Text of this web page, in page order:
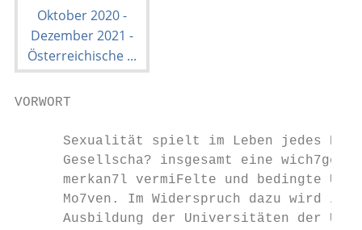
VORWORT
Sexualität spielt im Leben jedes
Gesellscha? insgesamt eine wich7ge
merkan7l vermiFelte und bedingte
Mo7ven. Im Widerspruch dazu wird in
Ausbildung der Universitäten der